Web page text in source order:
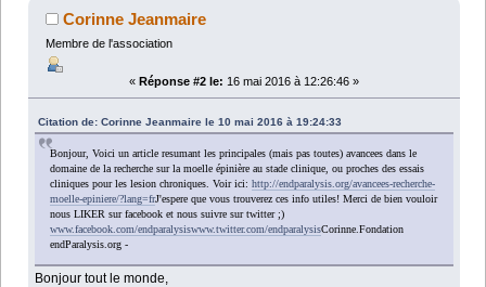
Corinne Jeanmaire
Membre de l'association
« Réponse #2 le: 16 mai 2016 à 12:26:46 »
Citation de: Corinne Jeanmaire le 10 mai 2016 à 19:24:33
Bonjour,Voici un article resumant les principales (mais pas toutes) avancees dans le
domaine de la recherche sur la moelle épinière au stade clinique, ou proches des essais
cliniques pour les lesion chroniques. Voir ici:http://endparalysis.org/avancees-recherche-
moelle-epiniere/?lang=frJ'espere que vous trouverez ces info utiles! Merci de bien vouloir
nous LIKER sur facebook et nous suivre sur twitter ;)
www.facebook.com/endparalysiswww.twitter.com/endparalysisCorinne.Fondation
endParalysis.org -
Bonjour tout le monde,